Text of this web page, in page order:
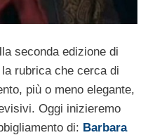
seconda edizione di
la rubrica che cerca di
più o meno elegante,
Oggi inizieremo
di: Barbara